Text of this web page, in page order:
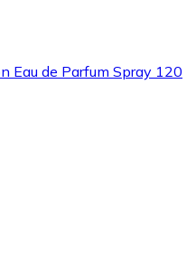
Eau de Parfum Spray 120